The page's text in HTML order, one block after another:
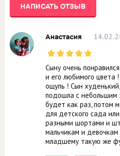
НАПИСАТЬ ОТЗЫВ
Анастасия
Сыну очень
и его любимого цвета
ощупь ! Сын
подошла с небольшим
будет как раз, потом
для детского сада
разными шортами и
мальчикам и девочкам
младшему такую же